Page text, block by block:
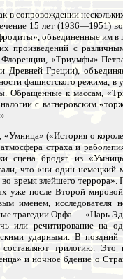
сопровождении
15 лет (1936—1951)
объединенные им в
с
«Триумфы»
Греции),
фашистского режима, в
Обращенные к массам,
с вагнеровским
(«История о
страха и
бродяг из
что «ни один немецкий
время злейшего террора».
уже после Второй
именем, исследователя
трагедии Орфа — «Царь
или речитирование на
ударными. В
трилогию. Это
и ночное бдение о